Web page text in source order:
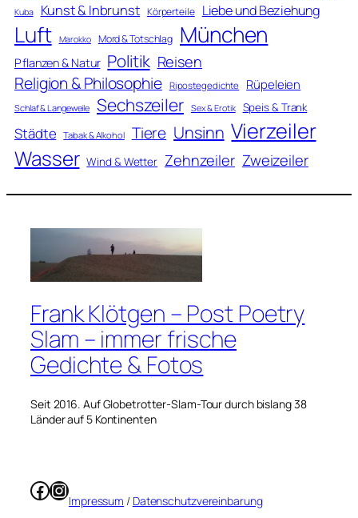
Kuba Kunst & Inbrunst Körperteile Liebe und Beziehung
Luft Marokko Mord & Totschlag München
Pflanzen & Natur Politik Reisen
Religion & Philosophie Ripostegedichte Rüpeleien
Schlaf & Langeweile Sechszeiler Sex & Erotik Speis & Trank
Städte Tabak & Alkohol Tiere Unsinn Vierzeiler
Wasser Wind & Wetter Zehnzeiler Zweizeiler
Frank Klötgen – Post Poetry
Slam – immer frische
Gedichte & Fotos
Seit 2016. Auf Globetrotter-Slam-Tour durch bislang 38
Länder auf 5 Kontinenten
Facebook
Instagram
Impressum / Datenschutzvereinbarung